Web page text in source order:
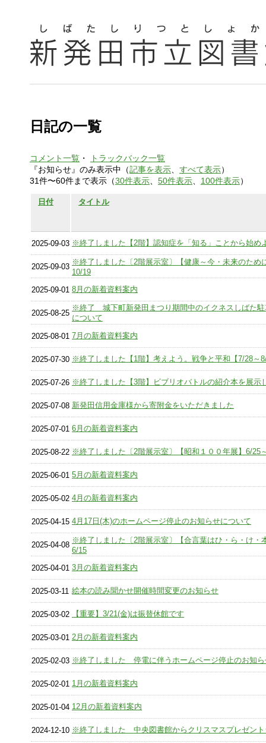
日記の一覧
コメント一覧 ・
トラックバック一覧
『お知らせ』のみ表示中（記事を表示 すべて表示）
31件〜60件まで表示（30件表示 50件表示 100件表示）
日付 タイトル
2025-09-03 ※終了しました【2階】認知症を「知る」ことから始め
2025-09-03
※終了しました〔2階展示室〕【健康～今・未来のため
10/19
2025-09-01 8月の新着資料案内
2025-08-25
※終了 城下町新発田まつり期間中のイクネスしばた駐
について
2025-08-01 7月の新着資料案内
2025-07-30 ※終了しました【1階】考えよう。戦争と平和【7/28～
2025-07-26 ※終了しました【3階】ビブリオバトルの紹介本を展示
2025-07-08 新発田信用金庫様から寄附金をいただきました
2025-07-01 6月の新着資料案内
2025-08-22 ※終了しました〔2階展示室〕【昭和１００年展】6/25
2025-06-01 5月の新着資料案内
2025-05-02 4月の新着資料案内
2025-04-15 4月17日(木)のホームページ停止のお知らせについて
2025-04-08
※終了しました〔2階展示室〕【合言葉はひ・ら・け・
6/15
2025-04-01 3月の新着資料案内
2025-03-11 絵本の読み聞かせ開催時間変更のお知らせ
2025-03-02 【重要】3/21(金)は振替休館です
2025-03-01 2月の新着資料案内
2025-02-03 ※終了しました 停電に伴うホームページ停止のお知ら
2025-02-01 1月の新着資料案内
2025-01-04 12月の新着資料案内
2024-12-10 ※終了しました 中央図書館からクリスマスプレゼン